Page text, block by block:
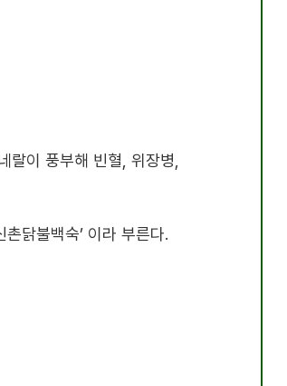
랄이 풍부해 빈혈 ,위장병
촌닭불백숙’ 이라 부른다.